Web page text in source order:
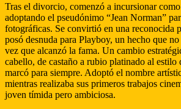
Tras el divorcio, comenzó a incursionar
adoptando el pseudónimo “Jean Norman”
fotográficas. Se convirtió en una reconocida
posó desnuda para Playboy, un hecho que
vez que alcanzó la fama. Un cambio
cabello, de castaño a rubio platinado al
marcó para siempre. Adoptó el nombre
mientras realizaba sus primeros trabajos
joven tímida pero ambiciosa.